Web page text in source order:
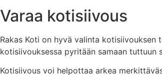
Varaa kotisiivous
Rakas Koti on hyvä valinta kotisiivouksen
kotisiivouksessa pyritään samaan tuttuun
Kotisiivous voi helpottaa arkea